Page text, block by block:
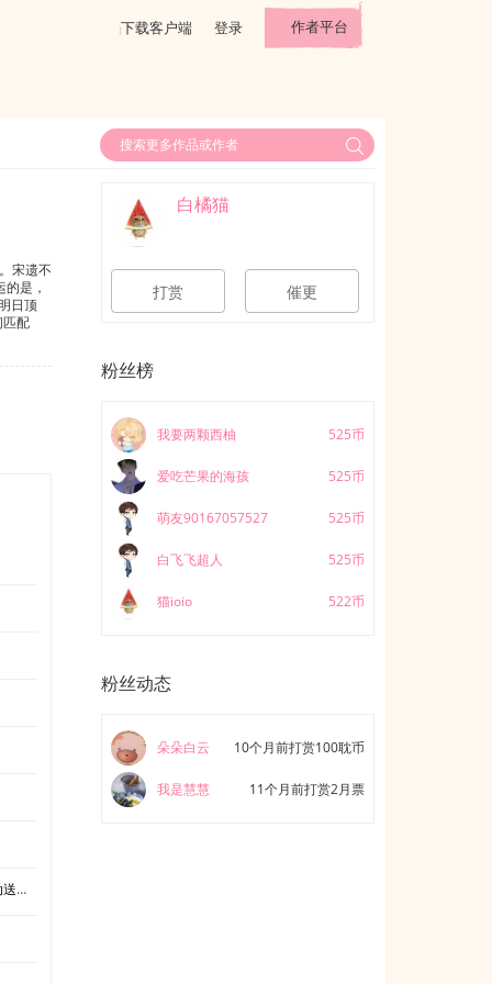
下载客户端 登录 作者平台
宋遗不
是，
日顶
匹配
门
白橘猫
打赏 催更
粉丝榜
我要两颗西柚 525币
爱吃芒果的海孩 525币
萌友90167057527 525币
白飞飞超人 525币
猫ioio 522币
粉丝动态
朵朵白云 10个月前打赏100耽币
我是慧慧 11个月前打赏2月票